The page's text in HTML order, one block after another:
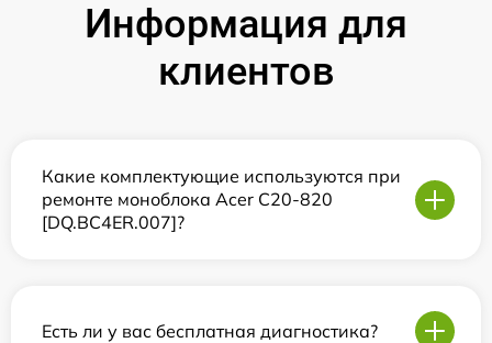
Информация для
клиентов
Какие комплектующие используются при
ремонте моноблока Acer C20-820
[DQ.BC4ER.007]?
Есть ли у вас бесплатная диагностика?